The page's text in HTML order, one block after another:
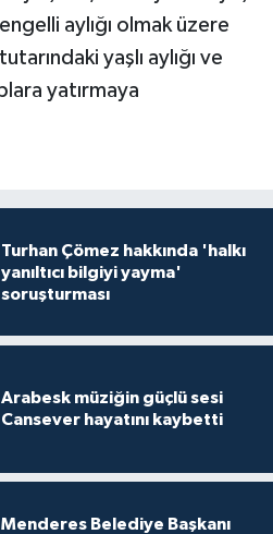
aylığı olmak üzere
yaşlı aylığı ve
yatırmaya
Turhan Çömez hakkında 'halkı
yanıltıcı bilgiyi yayma'
soruşturması
Arabesk müziğin güçlü sesi
Cansever hayatını kaybetti
Menderes Belediye Başkanı